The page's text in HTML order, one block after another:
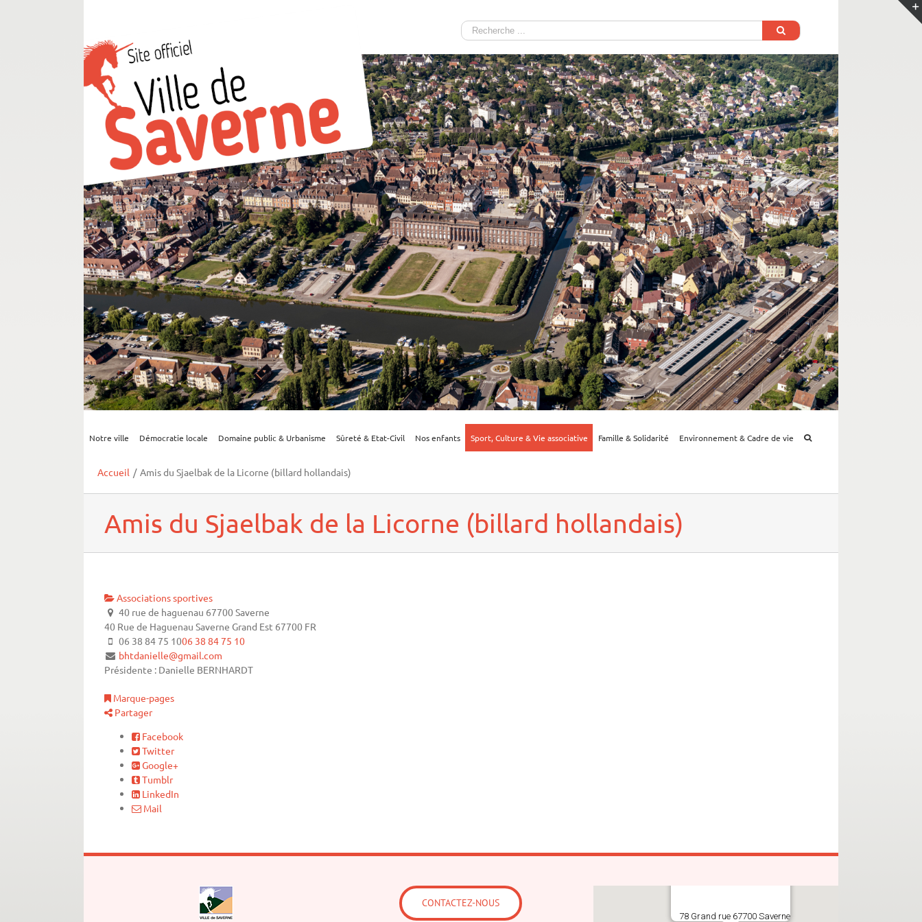
Notre ville Démocratie locale Domaine public & Urbanisme Sûreté & Etat-Civil Nos enfants Sport, Culture & Vie associative Famille & Solidarité Environnement & Cadre de vie
Accueil / Amis du Sjaelbak de la Licorne (billard hollandais)
Amis du Sjaelbak de la Licorne (billard hollandais)
Associations sportives
40 rue de haguenau 67700 Saverne
40 Rue de Haguenau Saverne Grand Est 67700 FR
06 38 84 75 1006 38 84 75 10
bhtdanielle@gmail.com
Présidente : Danielle BERNHARDT
Marque-pages
Partager
Facebook
Twitter
Google+
Tumblr
LinkedIn
Mail
CONTACTEZ-NOUS
78 Grand rue 67700 Saverne